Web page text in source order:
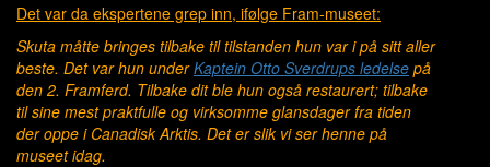
Det var da ekspertene grep inn, ifølge Fram-museet:
Skuta måtte bringes tilbake til tilstanden hun var i på sitt aller
beste. Det var hun underKaptein Otto Sverdrups ledelse på
den 2. Framferd. Tilbake dit ble hun også restaurert; tilbake
til sine mest praktfulle og virksomme glansdager fra tiden
der oppe i Canadisk Arktis. Det er slik vi ser henne på
museet idag.